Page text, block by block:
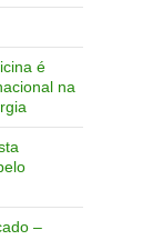
é
na
–